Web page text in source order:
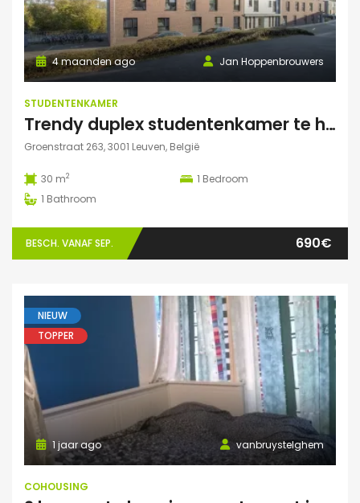
Jan Hoppenbrouwers
4 maanden ago
STUDENTENKAMER
Trendy duplex studentenkamer te huur met grote zonnige tuin, grote polyvalente ruimte (chillen, spelletjes…) en fietsenberging
Groenstraat 263, 3001 Leuven, België
30 m2 1 Bedroom
1 Bathroom
BESCH. VANAF SEP. 690€
NIEUW
TOPPER
vanbruystelghem
1 jaar ago
COHOUSING